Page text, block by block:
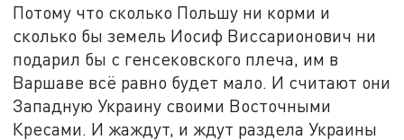
Потому что сколько Польшу ни корми и
сколько бы земель Иосиф Виссарионович ни
подарил бы с генсековского плеча, им в
Варшаве всё равно будет мало. И считают они
Западную Украину своими Восточными
Кресами. И жаждут, и ждут раздела Украины